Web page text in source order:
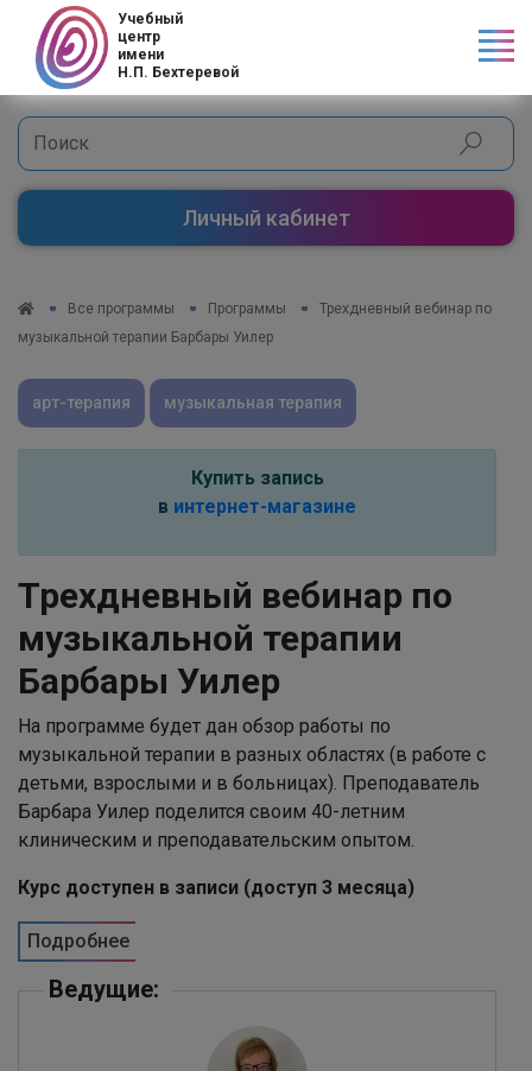
Учебный
центр
имени
Н.П. Бехтеревой
Личный кабинет
Все программы Программы
Трехдневный вебинар по
музыкальной терапии Барбары Уилер
арт-терапия музыкальная терапия
Купить запись
в интернет-магазине
Трехдневный вебинар по
музыкальной терапии
Барбары Уилер
На программе будет дан обзор работы по
музыкальной терапии в разных областях (в работе с
детьми, взрослыми и в больницах). Преподаватель
Барбара Уилер поделится своим 40-летним
клиническим и преподавательским опытом.
Курс доступен в записи (доступ 3 месяца)
Подробнее
Ведущие:
Код страны